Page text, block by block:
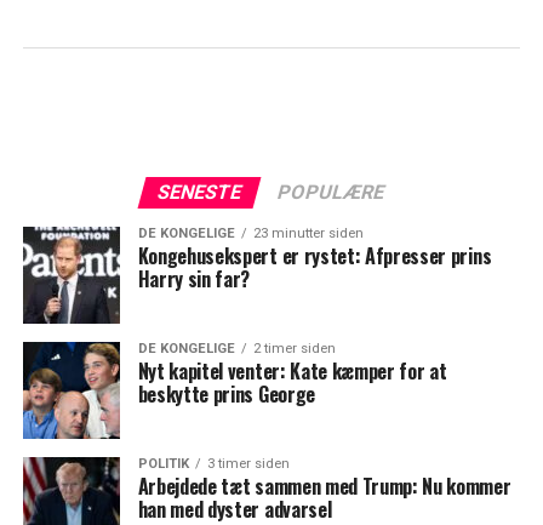
SENESTE POPULÆRE
DE KONGELIGE 23 minutter siden
Kongehusekspert er rystet: Afpresser prins
Harry sin far?
DE KONGELIGE 2 timer siden
Nyt kapitel venter: Kate kæmper for at
beskytte prins George
POLITIK 3 timer siden
Arbejdede tæt sammen med Trump: Nu kommer
han med dyster advarsel